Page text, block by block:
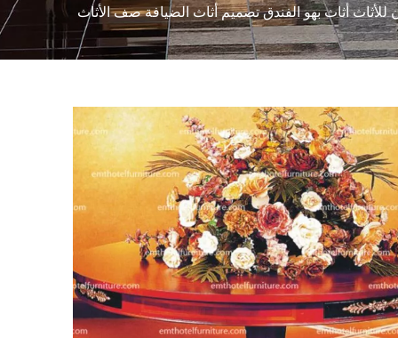
أثاث بهو الفندق تصميم أثاث الضيافة صف الأثاث